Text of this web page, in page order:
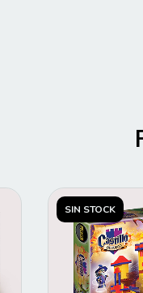
SIN STOCK